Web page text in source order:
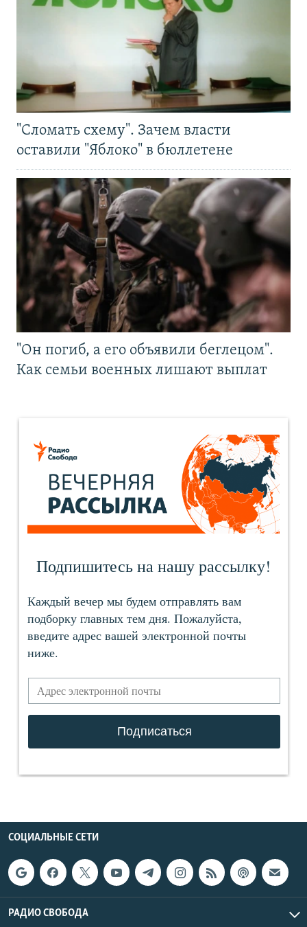
"Сломать схему". Зачем власти
оставили "Яблоко" в бюллетене
"Он погиб, а его объявили беглецом".
Как семьи военных лишают выплат
СОЦИАЛЬНЫЕ СЕТИ
РАДИО СВОБОДА